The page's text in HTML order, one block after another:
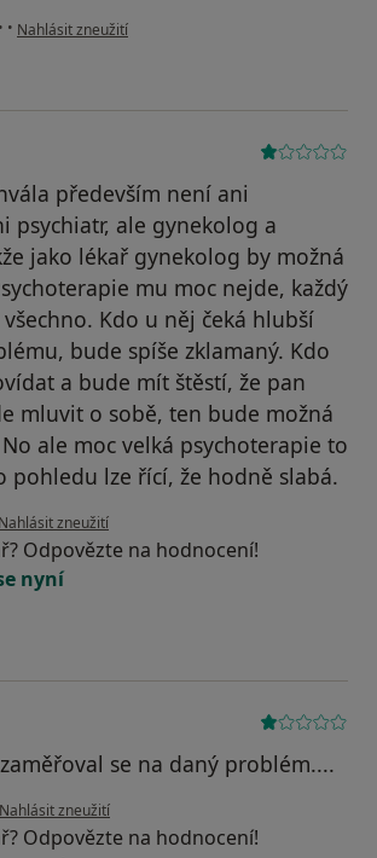
• • podle názoru uživatele Pacient
Nahlásit zneužití
především není ani
psychiatr, ale gynekolog a
jako lékař gynekolog by možná
mu moc nejde, každý
Kdo u něj čeká hlubší
bude spíše zklamaný. Kdo
a bude mít štěstí, že pan
mluvit o sobě, ten bude možná
ale moc velká psychoterapie to
pohledu lze řící, že hodně slabá.
podle názoru uživatele Pacient
Nahlásit zneužití
Odpovězte na hodnocení!
nyní
se na daný problém....
podle názoru uživatele Pacient
Nahlásit zneužití
Odpovězte na hodnocení!